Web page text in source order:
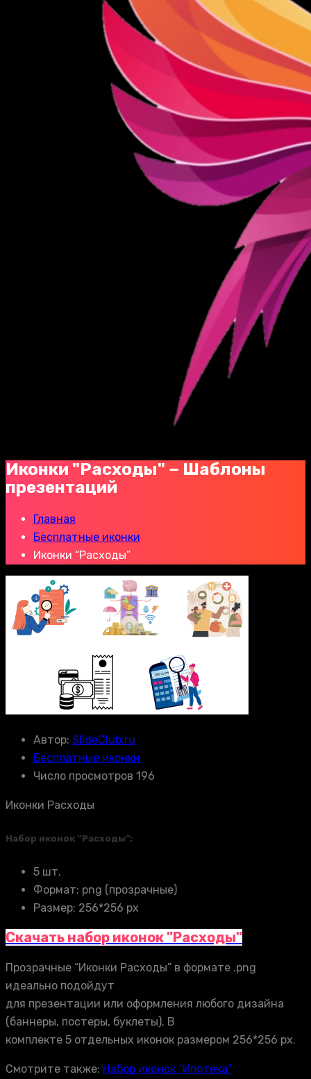
Иконки "Расходы" − Шаблоны
презентаций
Главная
Бесплатные иконки
Иконки “Расходы”
Автор: SlideClub.ru
Бесплатные иконки
Число просмотров 196
Иконки Расходы
Набор иконок “Расходы”:
5 шт.
Формат: png (прозрачные)
Размер: 256*256 px
Скачать набор иконок "Расходы"
Прозрачные “Иконки Расходы” в формате .png
идеально подойдут
для презентации или оформления любого дизайна
(баннеры, постеры, буклеты). В
комплекте 5 отдельных иконок размером 256*256 px.
Смотрите также: Набор иконок “Ипотека”